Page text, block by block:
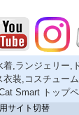
着,ランジェリー,
衣装,コスチューム
Smart トップ
サイト切替